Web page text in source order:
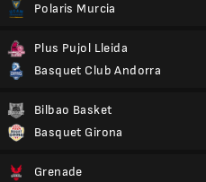
Polaris Murcia
Plus Pujol Lleida
Basquet Club Andorra
Bilbao Basket
Basquet Girona
Grenade